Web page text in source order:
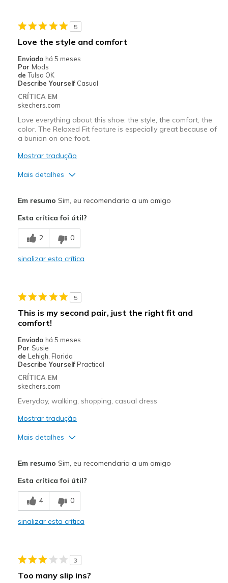
Melhores utilizações
Going Out
Travel
Sizing
Feels true to size
View On Shoes
Shoes are for Wearing
5
Love the style and comfort
Enviado há 5 meses
Por Mods
de Tulsa OK
Describe Yourself Casual
CRÍTICA EM
skechers.com
Love everything about this shoe: the style, the comfort, the
color. The Relaxed Fit feature is especially great because of
a bunion on one foot.
Mostrar tradução
Mais detalhes
Comfortable
Stylish
Going Out
Special Occasions
Travel
Width
Feels true to width
Sizing
View On Shoes
Em resumo Sim, eu recomendaria a um amigo
Esta crítica foi útil?
2 0
sinalizar esta crítica
5
This is my second pair, just the right fit and
comfort!
Enviado há 5 meses
Por Susie
de Lehigh, Florida
Describe Yourself Practical
CRÍTICA EM
skechers.com
Everyday, walking, shopping, casual dress
Mostrar tradução
Mais detalhes
Comfortable
Durable
Walking
Em resumo Sim, eu recomendaria a um amigo
Esta crítica foi útil?
4 0
sinalizar esta crítica
3
Too many slip ins?